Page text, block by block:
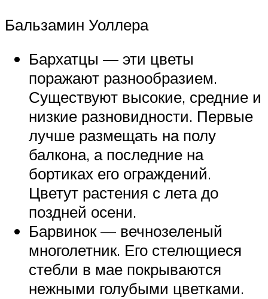
Бальзамин Уоллера
Бархатцы — эти цветы
поражают разнообразием.
Существуют высокие, средние и
низкие разновидности. Первые
лучше размещать на полу
балкона, а последние на
бортиках его ограждений.
Цветут растения с лета до
поздней осени.
Барвинок — вечнозеленый
многолетник. Его стелющиеся
стебли в мае покрываются
нежными голубыми цветками.